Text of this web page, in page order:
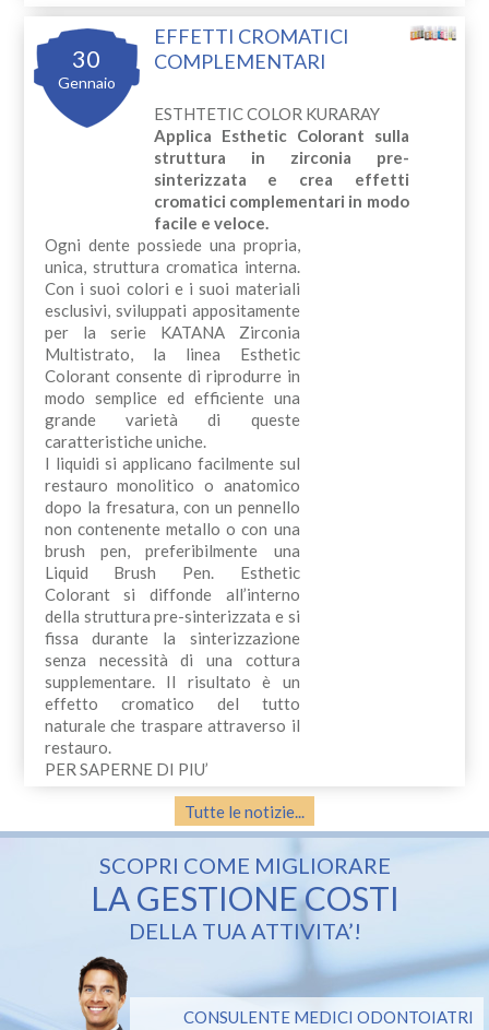
30
Gennaio
EFFETTI CROMATICI
COMPLEMENTARI
ESTHTETIC COLOR KURARAY
Applica Esthetic Colorant sulla
struttura in zirconia pre-
sinterizzata e crea effetti
cromatici complementari in modo
facile e veloce.
Ogni dente possiede una propria,
unica, struttura cromatica interna.
Con i suoi colori e i suoi materiali
esclusivi, sviluppati appositamente
per la serie KATANA Zirconia
Multistrato, la linea Esthetic
Colorant consente di riprodurre in
modo semplice ed efficiente una
grande varietà di queste
caratteristiche uniche.
I liquidi si applicano facilmente sul
restauro monolitico o anatomico
dopo la fresatura, con un pennello
non contenente metallo o con una
brush pen, preferibilmente una
Liquid Brush Pen. Esthetic
Colorant si diffonde all’interno
della struttura pre-sinterizzata e si
fissa durante la sinterizzazione
senza necessità di una cottura
supplementare. Il risultato è un
effetto cromatico del tutto
naturale che traspare attraverso il
restauro.
PER SAPERNE DI PIU’
Tutte le notizie...
SCOPRI COME MIGLIORARE
LA GESTIONE COSTI
DELLA TUA ATTIVITA’!
CONSULENTE MEDICI ODONTOIATRI